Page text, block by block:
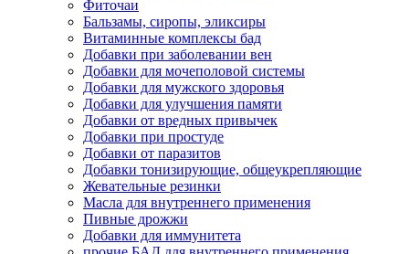
Фиточаи
Бальзамы, сиропы, эликсиры
Витаминные комплексы бад
Добавки при заболевании вен
Добавки для мочеполовой системы
Добавки для мужского здоровья
Добавки для улучшения памяти
Добавки от вредных привычек
Добавки при простуде
Добавки от паразитов
Добавки тонизирующие, общеукрепляющие
Жевательные резинки
Масла для внутреннего применения
Пивные дрожжи
Добавки для иммунитета